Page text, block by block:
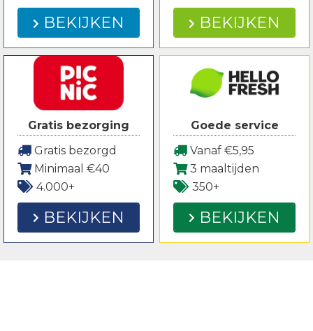
BEKIJKEN BEKIJKEN
Gratis bezorging
Gratis bezorgd
Minimaal €40
4.000+
BEKIJKEN
Goede service
Vanaf €5,95
3 maaltijden
350+
BEKIJKEN